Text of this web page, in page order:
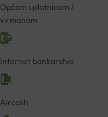
Općom uplatnicom /
virmanom
Internet bankarstvo
Aircash